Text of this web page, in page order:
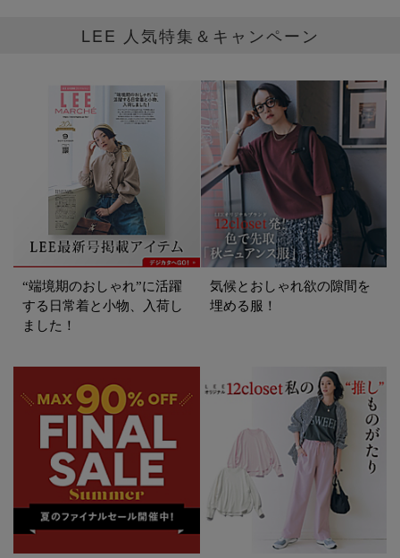
LEE 人気特集＆キャンペーン
“端境期のおしゃれ”に活躍
する日常着と小物、入荷し
ました！
気候とおしゃれ欲の隙間を
埋める服！